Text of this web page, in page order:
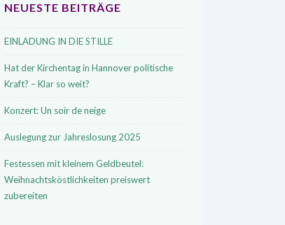
NEUESTE BEITRÄGE
EINLADUNG IN DIE STILLE
Hat der Kirchentag in Hannover politische
Kraft? – Klar so weit?
Konzert: Un soir de neige
Auslegung zur Jahreslosung 2025
Festessen mit kleinem Geldbeutel:
Weihnachtsköstlichkeiten preiswert
zubereiten